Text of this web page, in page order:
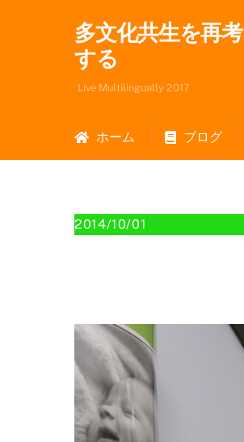
多文化共生を再考
する
Live Multilingually 2017
ホーム ブログ
2014/10/01